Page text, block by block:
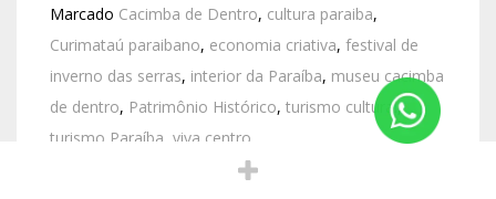
Marcado Cacimba de Dentro, cultura paraiba,
Curimataú paraibano, economia criativa, festival de
inverno das serras, interior da Paraíba, museu cacimba
de dentro, Patrimônio Histórico, turismo cultural,
turismo Paraíba viva centro